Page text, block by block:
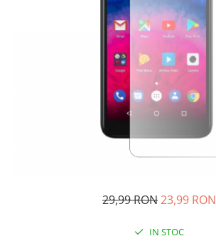
29,99 RON23,99 RON
IN STOC